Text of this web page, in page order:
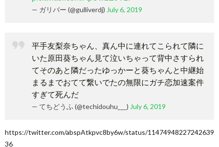
— ガリバー (@gulliverdj) July 6, 2019
平手友梨奈ちゃん、真ん中に連れてこられて隣に
いた原田葵ちゃん見て泣いちゃって背中さすられ
てそのあと隣だったゆっかーと葵ちゃんと中継始
まるまでおてて繋いでたの無限にガチ恋加速案件
すぎて死んだ
— てちどうふ (@techidouhu___) July 6, 2019
https://twitter.com/abspAtkpvc8by6w/status/11474948227242639
36